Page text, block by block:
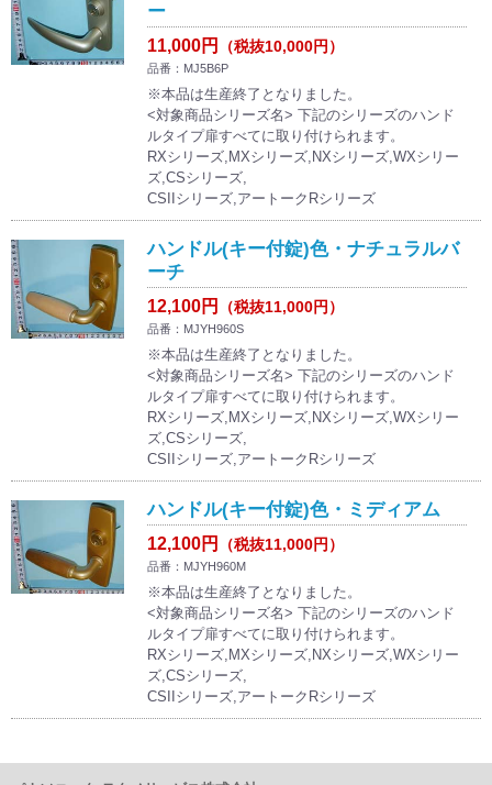
ー
11,000円 （税抜10,000円）
品番：MJ5B6P
※本品は生産終了となりました。
<対象商品シリーズ名> 下記のシリーズのハンド
ルタイプ扉すべてに取り付けられます。
RXシリーズ,MXシリーズ,NXシリーズ,WXシリー
ズ,CSシリーズ,
CSIIシリーズ,アートークRシリーズ
ハンドル(キー付錠)色・ナチュラルバ
ーチ
12,100円 （税抜11,000円）
品番：MJYH960S
※本品は生産終了となりました。
<対象商品シリーズ名> 下記のシリーズのハンド
ルタイプ扉すべてに取り付けられます。
RXシリーズ,MXシリーズ,NXシリーズ,WXシリー
ズ,CSシリーズ,
CSIIシリーズ,アートークRシリーズ
ハンドル(キー付錠)色・ミディアム
12,100円 （税抜11,000円）
品番：MJYH960M
※本品は生産終了となりました。
<対象商品シリーズ名> 下記のシリーズのハンド
ルタイプ扉すべてに取り付けられます。
RXシリーズ,MXシリーズ,NXシリーズ,WXシリー
ズ,CSシリーズ,
CSIIシリーズ,アートークRシリーズ